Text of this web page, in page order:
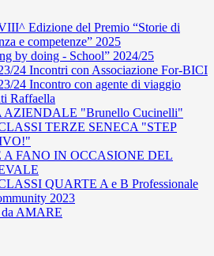
Edizione del Premio “Storie di
e competenze” 2025
by doing - School” 2024/25
24 Incontri con Associazione For-BICI
24 Incontro con agente di viaggio
Raffaella
AZIENDALE "Brunello Cucinelli"
TERZE SENECA "STEP
A FANO IN OCCASIONE DEL
QUARTE A e B Professionale
2023
AMARE